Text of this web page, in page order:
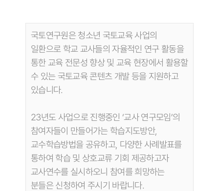
국토연구원은 청소년 국토교육 사업의
일환으로 학교 교사들의 자율적인 연구 활동을
통한 교육 전문성 향상 및 교육 현장에서 활용할
수 있는 국토교육 콘텐츠 개발 등을 지원하고
있습니다.
23년도 사업으로 진행중인 ‘교사 연구모임’의
참여자들이 만들어가는 학습지도방안,
교수학습방법을 공유하고, 다양한 사례발표를
통하여 학습 및 상호교류 기회 제공하고자
교사연수를 실시하오니 참여를 희망하는
분들은 신청하여 주시기 바랍니다.